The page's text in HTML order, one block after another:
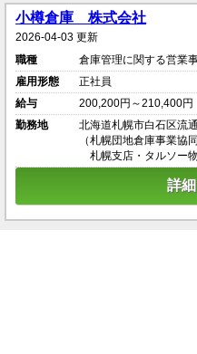
小樽倉庫 株式会社
2026-04-03 更新
職種
倉庫管理に関する営業
雇用形態
正社員
給与
200,200円～210,400円
勤務地
北海道札幌市白石区流
（札幌団地倉庫事業協
札幌支店・タルソー
詳